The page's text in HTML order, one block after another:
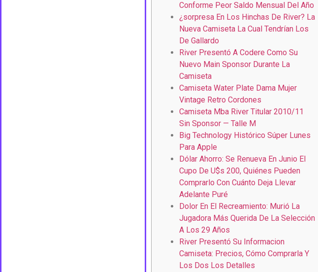
Conforme Peor Saldo Mensual Del Año
¿sorpresa En Los Hinchas De River? La
Nueva Camiseta La Cual Tendrían Los
De Gallardo
River Presentó A Codere Como Su
Nuevo Main Sponsor Durante La
Camiseta
Camiseta Water Plate Dama Mujer
Vintage Retro Cordones
Camiseta Mba River Titular 2010/11
Sin Sponsor — Talle M
Big Technology Histórico Súper Lunes
Para Apple
Dólar Ahorro: Se Renueva En Junio El
Cupo De U$s 200, Quiénes Pueden
Comprarlo Con Cuánto Deja Llevar
Adelante Puré
Dolor En El Recreamiento: Murió La
Jugadora Más Querida De La Selección
A Los 29 Años
River Presentó Su Informacion
Camiseta: Precios, Cómo Comprarla Y
Los Dos Los Detalles